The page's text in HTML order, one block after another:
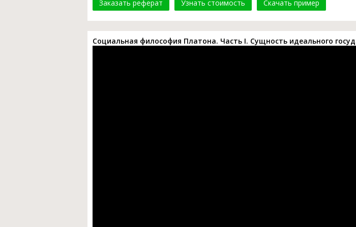
Заказать реферат Узнать стоимость Скачать пример
Социальная философия Платона. Часть I. Сущность идеального